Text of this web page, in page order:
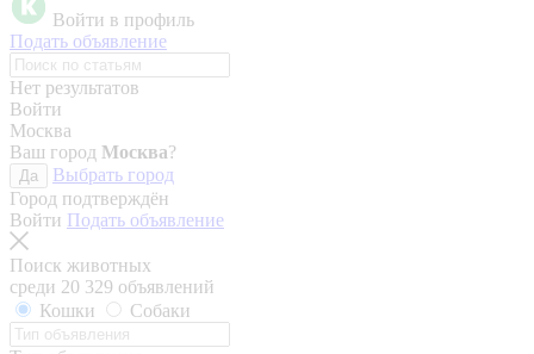
Войти в профиль
Подать объявление
Нет результатов
Войти
Москва
Ваш город Москва?
Да
Выбрать город
Город подтверждён
Войти Подать объявление
Поиск животных
среди 20 329 объявлений
Кошки
Собаки